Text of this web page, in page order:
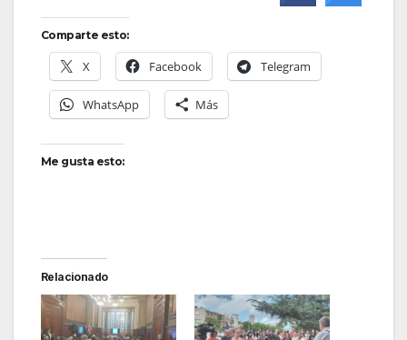
Comparte esto:
X Facebook Telegram
WhatsApp Más
Me gusta esto:
Relacionado